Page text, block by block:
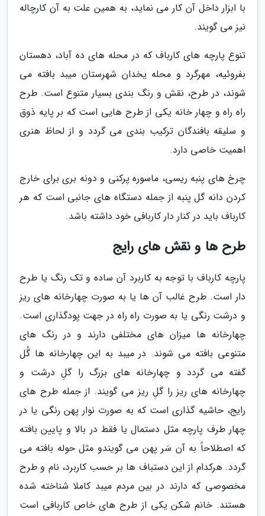
با ابزار داخل آن کار می نماید، به همین علت به آن کارچاله
نیز می گویند.
تنوع پارچه های کارباف که در محله های ده آباد، دهستان
بفروئیه، مهرگرد و محله یخدان شهرستان میبد بافته می
شوند، در طرح، نقش و رنگ بندی بسیار متنوع است. طرح
راه راه و چهار خانه یکی از طرح هایی است که بر پایه ذوق
و سلیقه بافندگان ترکیب بندی می گردد و از لحاظ هنری
اهمیت خاصی دارد.
چرخ های پنبه ریسی، ماسوره پرکنی و دونه بری برای خارج
کردن دانه گل پنبه از جمله دستگاه های جانبی است که هر
کارباف باید در کنار دار کاربافی خود داشته باشد.
طرح ها و نقش های رایج
پارچه کارباف با توجه به کاربرد آن ساده و تک رنگ یا طرح
دار است. طرح غالب آن ها یا به صورت چهارخانه های ریز
و درشت رنگی یا به صورت راه راه در جهت پودگذاری است.
چهارخانه ها میزان های مختلفی دارند و در رنگ های
متنوعی بافته می شوند. در میبد به این چهارخانه ها گُل
گفته می گردد و چهارخانه های بزرگ را گلِ درشت و
چهارخانه های ریز را گلِ ریز می گویند. از جمله طرح های
رایج، حاشیه گذاری است که به صورت نوار پهن رنگی یا در
چهار طرف پارچه مثل دستمال یا فقط در بالا و پایین بافته
که اصطلاحاً به آن سَر پهن می گویندو مثل حوله بافته می
گردد. هرکدام از این دستباف ها بر حسب کاربرد، نام و طرح
مخصوصی که دارند در بین مردم میبد کاملا شناخته شده
هستند. خانم شکن یکی از طرح های خاص کاربافی است